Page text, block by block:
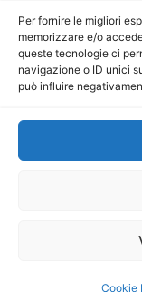
Per fornire le migliori
memorizzare e/o
queste tecnologie ci
navigazione o ID unici
può influire
Cookie